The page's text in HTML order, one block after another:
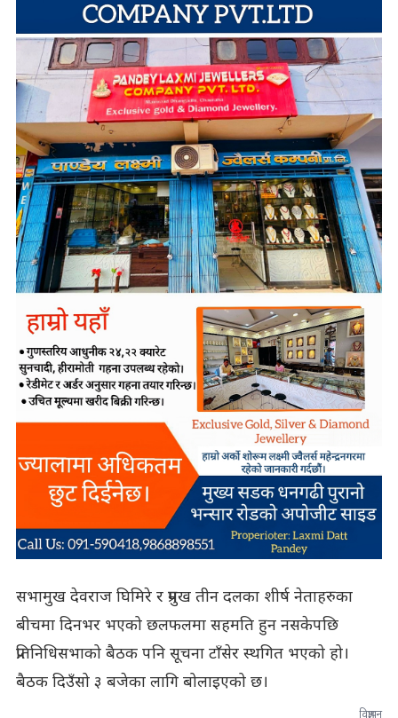
सभामुख देवराज घिमिरे र प्रमुख तीन दलका शीर्ष नेताहरुका
बीचमा दिनभर भएको छलफलमा सहमति हुन नसकेपछि
प्रतिनिधिसभाको बैठक पनि सूचना टाँसेर स्थगित भएको हो।
बैठक दिउँसो ३ बजेका लागि बोलाइएको छ।
विज्ञापन